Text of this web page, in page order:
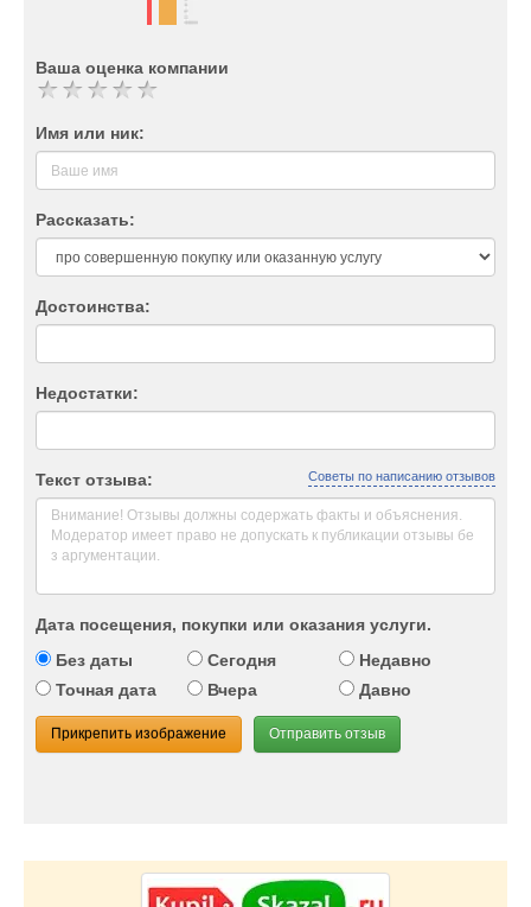
Ваша оценка компании
Имя или ник:
Рассказать:
Достоинства:
Недостатки:
Текст отзыва: Советы по написанию отзывов
Дата посещения, покупки или оказания услуги.
Без даты
Сегодня
Недавно
Точная дата
Вчера Давно
Прикрепить изображение Отправить отзыв